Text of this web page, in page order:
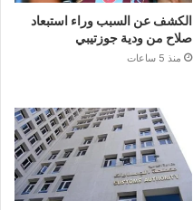
الكشف عن السبب وراء استبعاد
صلاح من ودية جوزتيبي
منذ 5 ساعات